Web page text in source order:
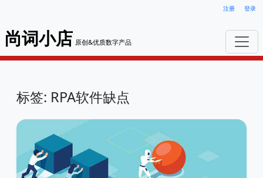
注册 登录
尚词小店 原创&优质数字产品
标签: RPA软件缺点